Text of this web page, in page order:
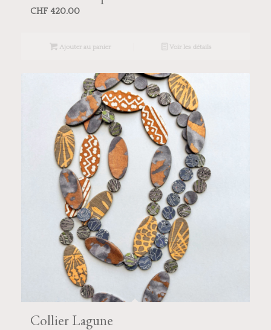
CHF420.00
Ajouter au panier Voir les détails
Collier Lagune